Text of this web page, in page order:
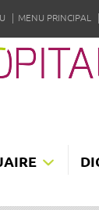
MENU PRINCIPAL